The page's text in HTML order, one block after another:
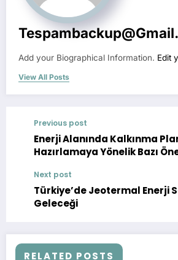
Add your Biographical Information. Edit
View All Posts
Previous post
Enerji Alanında Kalkınma
Hazırlamaya Yönelik Bazı
Next post
Türkiye’de Jeotermal Enerji
Geleceği
RELATED POSTS